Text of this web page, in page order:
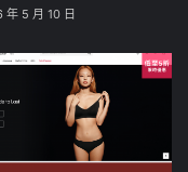
年 5 月 10 日